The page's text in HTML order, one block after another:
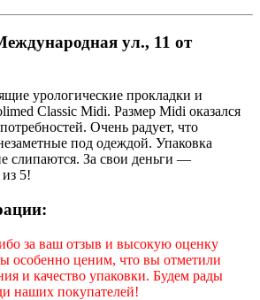
ул., 11 от
урологические прокладки и
Classic Midi. Размер Midi оказался
Очень радует, что
под одеждой. Упаковка
слипаются. За свои деньги —
5!
за ваш отзыв и высокую оценку
особенно ценим, что вы отметили
и качество упаковки. Будем рады
наших покупателей!